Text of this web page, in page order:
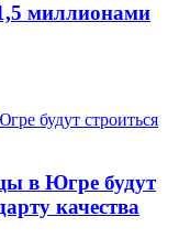
миллионами
в Югре будут
качества